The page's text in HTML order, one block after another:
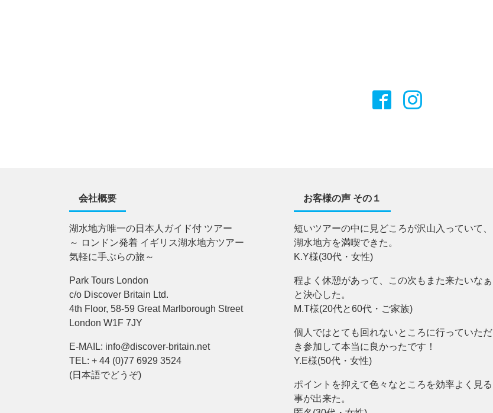
会社概要
湖水地方唯一の日本人ガイド付 ツアー
～ ロンドン発着 イギリス湖水地方ツアー
気軽に手ぶらの旅～
Park Tours London
c/o Discover Britain Ltd.
4th Floor, 58-59 Great Marlborough Street
London W1F 7JY
E-MAIL: info@discover-britain.net
TEL: + 44 (0)77 6929 3524
(日本語でどうぞ)
お客様の声 その１
短いツアーの中に見どころが沢山入っていて、
湖水地方を満喫できた。
K.Y様(30代・女性)
程よく休憩があって、この次もまた来たいなぁ
と決心した。
M.T様(20代と60代・ご家族)
個人ではとても回れないところに行っていただ
き参加して本当に良かったです！
Y.E様(50代・女性)
ポイントを抑えて色々なところを効率よく見る
事が出来た。